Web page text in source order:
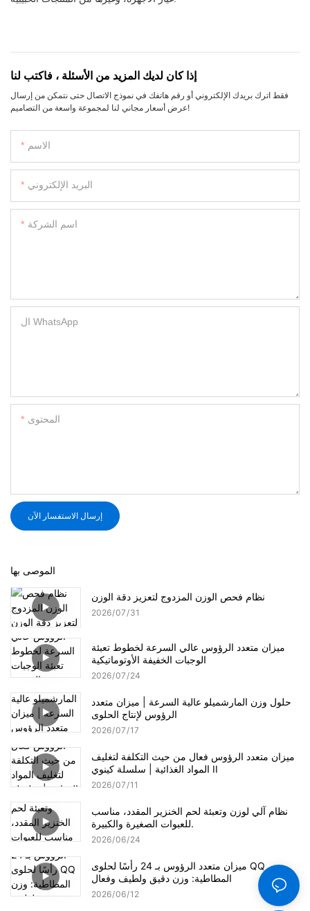
إذا كان لديك المزيد من الأسئلة ، فاكتب لنا
فقط اترك بريدك الإلكتروني أو رقم هاتفك في نموذج الاتصال حتى نتمكن من إرسال
عرض أسعار مجاني لنا لمجموعة واسعة من التصاميم!
الاسم
البريد الإلكتروني
اسم الشركة
ال WhatsApp
المحتوى
إرسال الاستفسار الآن
الموصى بها
نظام فحص الوزن المزدوج لتعزيز دقة الوزن
2026 07 31
ميزان متعدد الرؤوس عالي السرعة لخطوط تعبئة
الوجبات الخفيفة الأوتوماتيكية
2026 07 24
حلول وزن المارشميلو عالية السرعة | ميزان متعدد
الرؤوس لإنتاج الحلوى
2026 07 17
ميزان متعدد الرؤوس فعال من حيث التكلفة لتغليف
المواد الغذائية | سلسلة كينوي II
2026 07 11
نظام آلي لوزن وتعبئة لحم الخنزير المقدد، مناسب
للعبوات الصغيرة والكبيرة.
2026 06 24
ميزان متعدد الرؤوس بـ 24 رأسًا لحلوى QQ
المطاطية: وزن دقيق ولطيف وفعال
2026 06 12